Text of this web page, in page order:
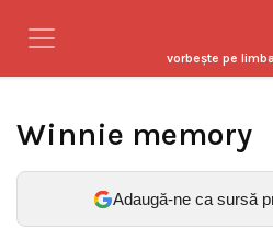
vorbeşte pe
Winnie memory
Adaugă-ne ca sursă